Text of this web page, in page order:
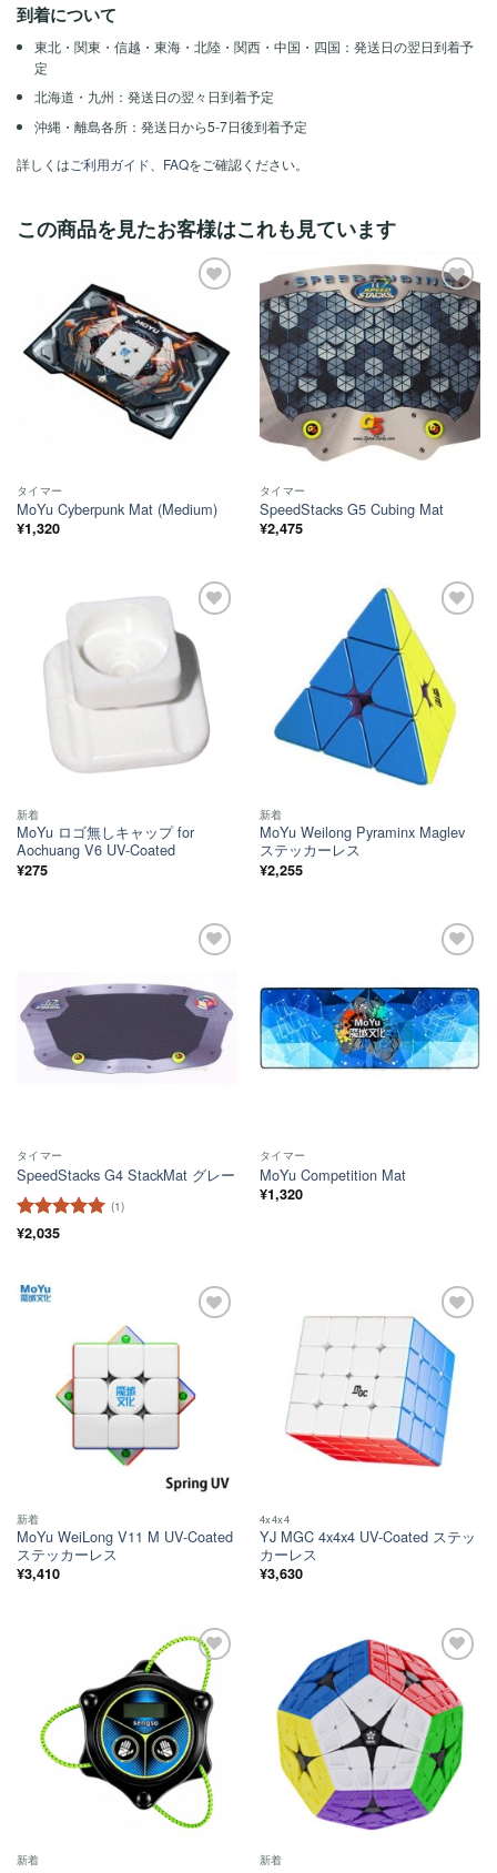
到着について
東北・関東・信越・東海・北陸・関西・中国・四国：発送日の翌日到着予
定
北海道・九州：発送日の翌々日到着予定
沖縄・離島各所：発送日から5-7日後到着予定
詳しくはご利用ガイド FAQをご確認ください。
この商品を見たお客様はこれも見ています
タイマー
MoYu Cyberpunk Mat (Medium)
¥1,320
ほし
い！
タイマー
SpeedStacks G5 Cubing Mat
¥2,475
新着
MoYu ロゴ無しキャップ for
Aochuang V6 UV-Coated
¥275
新着
MoYu Weilong Pyraminx Maglev
ステッカーレス
¥2,255
タイマー
SpeedStacks G4 StackMat グレー
5段階中
(1)
¥2,035
い！
タイマー
MoYu Competition Mat
¥1,320
新着
MoYu WeiLong V11 M UV-Coated
ステッカーレス
¥3,410
い！
4x4x4
YJ MGC 4x4x4 UV-Coated ステッ
カーレス
¥3,630
ほし
い！
新着
い！
新着